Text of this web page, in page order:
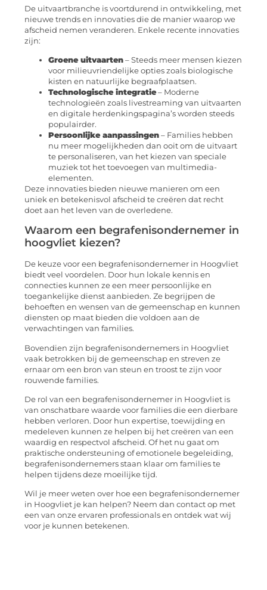
De uitvaartbranche is voortdurend in ontwikkeling, met
nieuwe trends en innovaties die de manier waarop we
afscheid nemen veranderen. Enkele recente innovaties
zijn:
Groene uitvaarten – Steeds meer mensen kiezen
voor milieuvriendelijke opties zoals biologische
kisten en natuurlijke begraafplaatsen.
Technologische integratie– Moderne
technologieën zoals livestreaming van uitvaarten
en digitale herdenkingspagina’s worden steeds
populairder.
Persoonlijke aanpassingen – Families hebben
nu meer mogelijkheden dan ooit om de uitvaart
te personaliseren, van het kiezen van speciale
muziek tot het toevoegen van multimedia-
elementen.
Deze innovaties bieden nieuwe manieren om een
uniek en betekenisvol afscheid te creëren dat recht
doet aan het leven van de overledene.
Waarom een begrafenisondernemer in
hoogvliet kiezen?
De keuze voor een begrafenisondernemer in Hoogvliet
biedt veel voordelen. Door hun lokale kennis en
connecties kunnen ze een meer persoonlijke en
toegankelijke dienst aanbieden. Ze begrijpen de
behoeften en wensen van de gemeenschap en kunnen
diensten op maat bieden die voldoen aan de
verwachtingen van families.
Bovendien zijn begrafenisondernemers in Hoogvliet
vaak betrokken bij de gemeenschap en streven ze
ernaar om een bron van steun en troost te zijn voor
rouwende families.
De rol van een begrafenisondernemer in Hoogvliet is
van onschatbare waarde voor families die een dierbare
hebben verloren. Door hun expertise, toewijding en
medeleven kunnen ze helpen bij het creëren van een
waardig en respectvol afscheid. Of het nu gaat om
praktische ondersteuning of emotionele begeleiding,
begrafenisondernemers staan klaar om families te
helpen tijdens deze moeilijke tijd.
Wil je meer weten over hoe een begrafenisondernemer
in Hoogvliet je kan helpen? Neem dan contact op met
een van onze ervaren professionals en ontdek wat wij
voor je kunnen betekenen.